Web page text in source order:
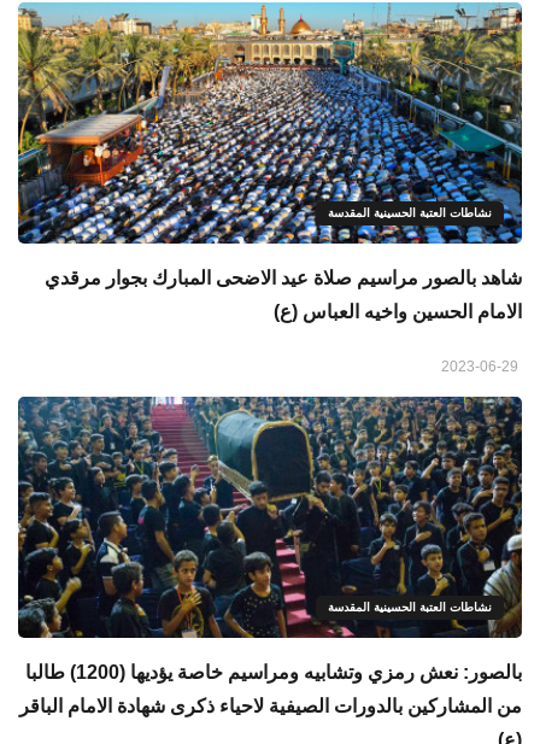
نشاطات العتبة الحسينية المقدسة
شاهد بالصور مراسيم صلاة عيد الاضحى المبارك بجوار مرقدي
الامام الحسين واخيه العباس (ع)
نشاطات العتبة الحسينية المقدسة
بالصور: نعش رمزي وتشابيه ومراسيم خاصة يؤديها (1200) طالبا
من المشاركين بالدورات الصيفية لاحياء ذكرى شهادة الامام الباقر
(ع)